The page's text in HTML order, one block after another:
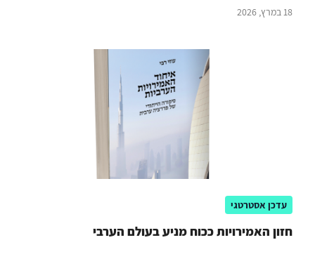
18 במרץ, 2026
עדכן אסטרטגי
חזון האמירויות ככוח מניע בעולם הערבי